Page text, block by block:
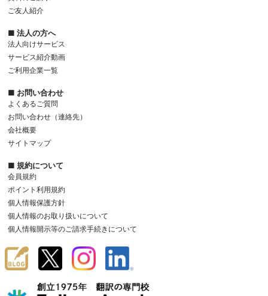
ご友人紹介
■ 法人の方へ
法人向けサービス
サービス紹介動画
ご利用企業一覧
■ お問い合わせ
よくあるご質問
お問い合わせ（連絡先）
会社概要
サイトマップ
■ 規約について
会員規約
ポイント利用規約
個人情報保護方針
個人情報のお取り扱いについて
個人情報開示等のご請求手続きについて